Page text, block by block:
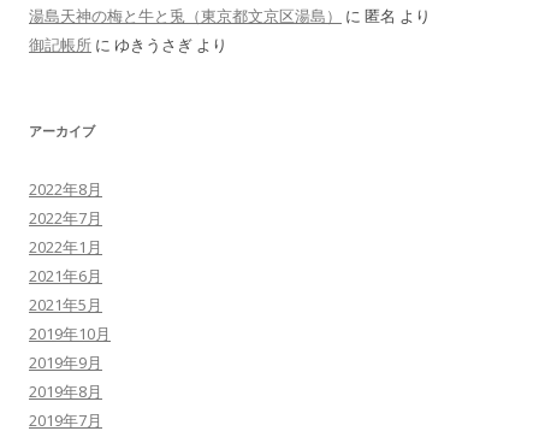
湯島天神の梅と牛と兎（東京都文京区湯島）
に 匿名 より
御記帳所 に ゆきうさぎ より
アーカイブ
2022年8月
2022年7月
2022年1月
2021年6月
2021年5月
2019年10月
2019年9月
2019年8月
2019年7月